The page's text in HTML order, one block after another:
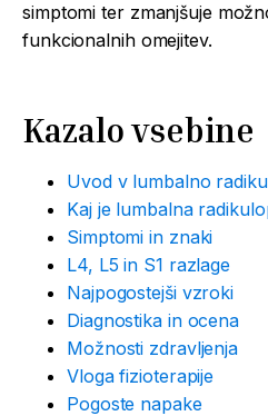
simptomi ter zmanjšuje
funkcionalnih omejitev.
Kazalo vsebine
Uvod v lumbalno
Kaj je lumbalna
Simptomi in znaki
L4, L5 in S1 razlage
Najpogostejši vzroki
Diagnostika in ocena
Možnosti zdravljenja
Vloga fizioterapije
Pogoste napake